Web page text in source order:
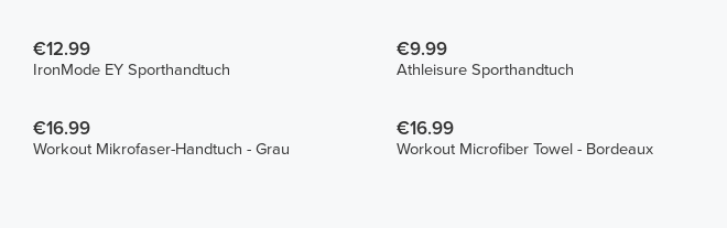
€12.99
IronMode EY Sporthandtuch
€9.99
Athleisure Sporthandtuch
€16.99
Workout Mikrofaser-Handtuch - Grau
€16.99
Workout Microfiber Towel - Bordeaux